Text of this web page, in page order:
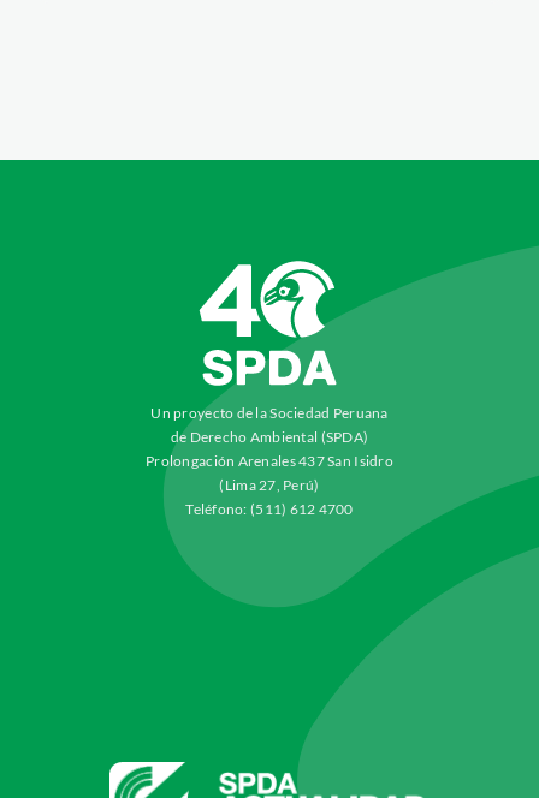
Un proyecto de la Sociedad Peruana
de Derecho Ambiental (SPDA)
Prolongación Arenales 437 San Isidro
(Lima 27, Perú)
Teléfono: (511) 612 4700